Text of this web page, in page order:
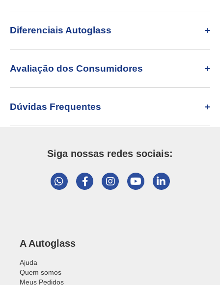
Diferenciais Autoglass
Avaliação dos Consumidores
Dúvidas Frequentes
Siga nossas redes sociais:
A Autoglass
Ajuda
Quem somos
Meus Pedidos